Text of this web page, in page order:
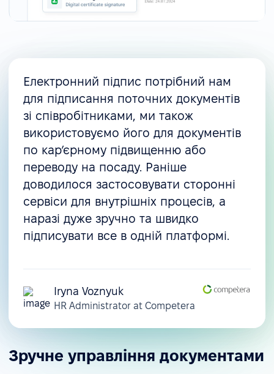
Електронний підпис потрібний нам
для підписання поточних документів
зі співробітниками, ми також
використовуємо його для документів
по карʼєрному підвищенню або
переводу на посаду. Раніше
доводилося застосовувати сторонні
сервіси для внутрішніх процесів, а
наразі дуже зручно та швидко
підписувати все в одній платформі.
Iryna Voznyuk
HR Administrator at Competera
Зручне управління документами